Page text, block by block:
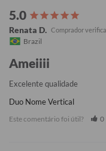
Renata D.
Brazil
Ameiiii
Excelente qualidade
Duo Nome Vertical
Este comentário foi útil? 0